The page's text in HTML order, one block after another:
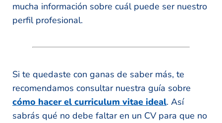
mucha información sobre cuál puede ser nuestro
perfil profesional.
Si te quedaste con ganas de saber más, te
recomendamos consultar nuestra guía sobre
cómo hacer el curriculum vitae ideal. Así
sabrás qué no debe faltar en un CV para que no